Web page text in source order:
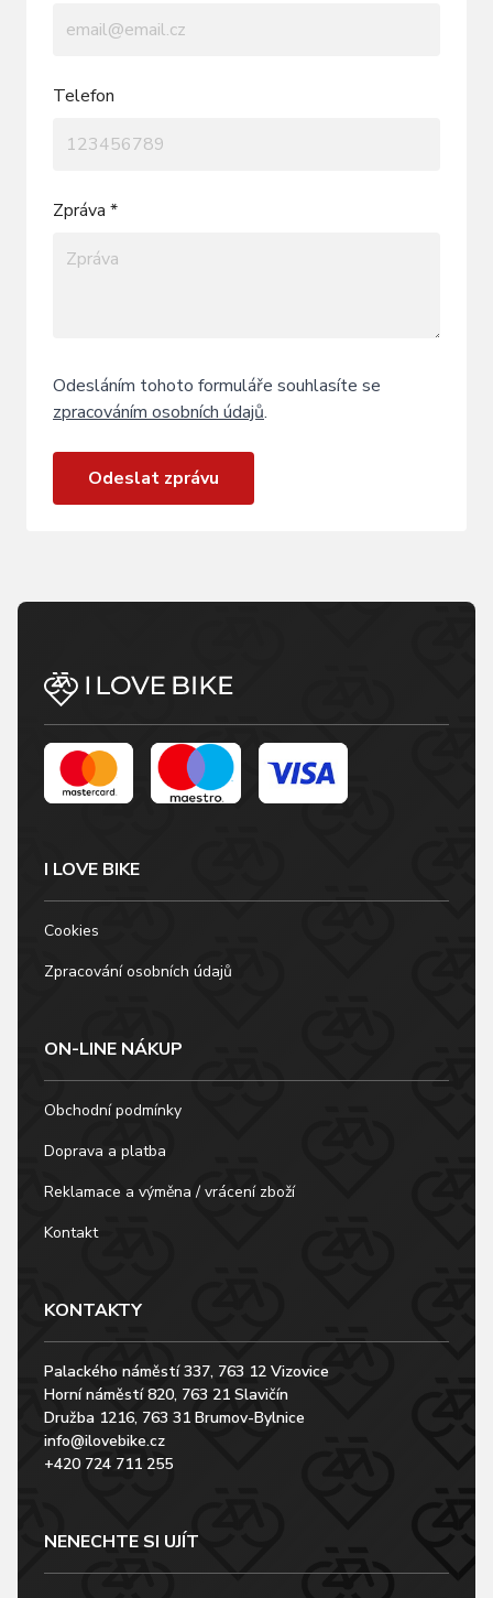
Telefon
Zpráva *
Odesláním tohoto formuláře souhlasíte se
zpracováním osobních údajů.
Odeslat zprávu
I LOVE BIKE
Cookies
Zpracování osobních údajů
ON-LINE NÁKUP
Obchodní podmínky
Doprava a platba
Reklamace a výměna / vrácení zboží
Kontakt
KONTAKTY
Palackého náměstí 337, 763 12 Vizovice
Horní náměstí 820, 763 21 Slavičín
Družba 1216, 763 31 Brumov-Bylnice
info@ilovebike.cz
+420 724 711 255
NENECHTE SI UJÍT